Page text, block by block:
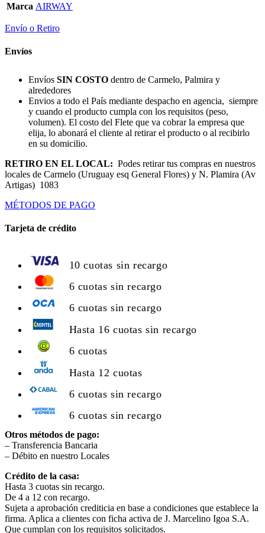
Marca AIRWAY
Envío o Retiro
Envíos
Envíos SIN COSTO dentro de Carmelo, Palmira y
alrededores
Envios a todo el País mediante despacho en agencia, siempre
y cuando el producto cumpla con los requisitos (peso,
volumen). El costo del Flete que va cobrar la empresa que
elija, lo abonará el cliente al retirar el producto o al recibirlo
en su domicilio.
RETIRO EN EL LOCAL: Podes retirar tus compras en nuestros
locales de Carmelo (Uruguay esq General Flores) y N. Plamira (Av
Artigas) 1083
MÉTODOS DE PAGO
Tarjeta de crédito
10 cuotas sin recargo
6 cuotas sin recargo
6 cuotas sin recargo
Hasta 16 cuotas sin recargo
6 cuotas
Hasta 12 cuotas
6 cuotas sin recargo
6 cuotas sin recargo
Otros métodos de pago:
– Transferencia Bancaria
– Débito en nuestro Locales
Crédito de la casa:
Hasta 3 cuotas sin recargo.
De 4 a 12 con recargo.
Sujeta a aprobación crediticia en base a condiciones que establece la
firma. Aplica a clientes con ficha activa de J. Marcelino Igoa S.A.
Que cumplan con los requisitos solicitados.